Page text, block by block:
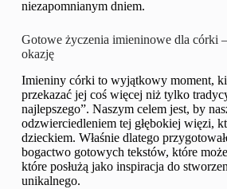
niezapomnianym dniem.
Gotowe życzenia imieninowe dla córki
okazję
Imieniny córki to wyjątkowy moment,
przekazać jej coś więcej niż tylko
najlepszego”. Naszym celem jest, by
odzwierciedleniem tej głębokiej więzi,
dzieckiem. Właśnie dlatego
bogactwo gotowych tekstów, które
które posłużą jako inspiracja do
unikalnego.